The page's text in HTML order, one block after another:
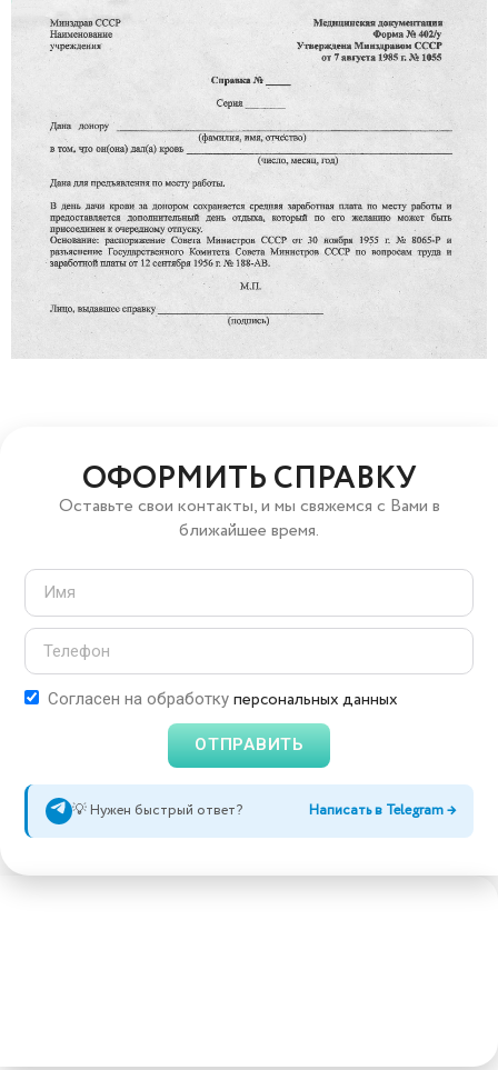
ОФОРМИТЬ СПРАВКУ
Оставьте свои контакты, и мы свяжемся с Вами в
ближайшее время.
Согласен на обработку персональных данных
ОТПРАВИТЬ
💡 Нужен быстрый ответ? Написать в Telegram →